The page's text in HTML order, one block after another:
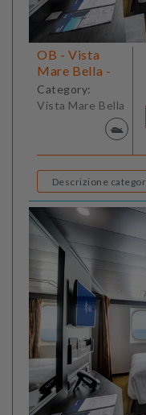
OB - Vista
Mare Bella -
Category:
Vista Mare Bella
Descrizione